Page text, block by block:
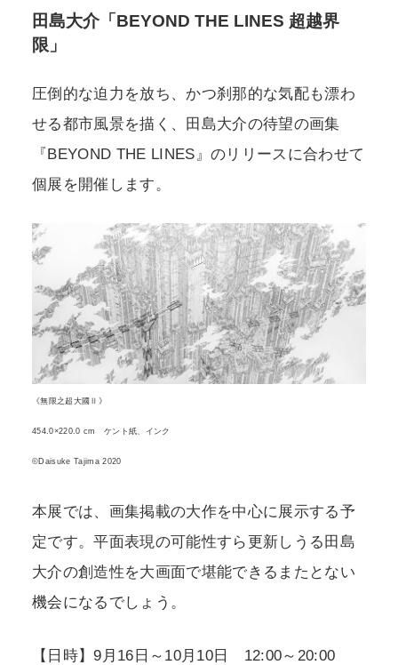
田島大介「BEYOND THE LINES 超越界
限」
圧倒的な迫力を放ち、かつ刹那的な気配も漂わ
せる都市風景を描く、田島大介の待望の画集
『BEYOND THE LINES』のリリースに合わせて
個展を開催します。
《無限之超大國Ⅱ》
454.0×220.0 cm ケント紙、インク
©Daisuke Tajima 2020
本展では、画集掲載の大作を中心に展示する予
定です。平面表現の可能性すら更新しうる田島
大介の創造性を大画面で堪能できるまたとない
機会になるでしょう。
【日時】9月16日～10月10日 12:00～20:00